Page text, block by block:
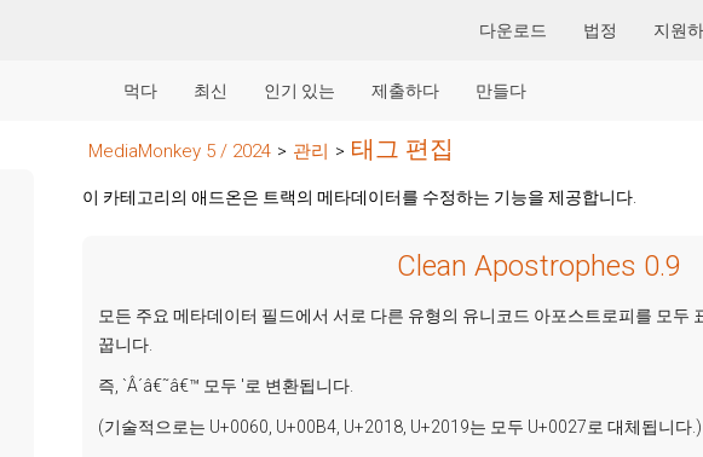
다운로드 법정 지원
먹다 최신 인기 있는 제출하다 만들다
MediaMonkey 5 / 2024 > 관리 > 태그 편집
이 카테고리의 애드온은 트랙의 메타데이터를 수정하는 기능을 제공합니다.
Clean Apostrophes 0.9
모든 주요 메타데이터 필드에서 서로 다른 유형의 유니코드 아포스트로피를 모두
꿉니다.
즉, `Â´â€˜â€™ 모두 '로 변환됩니다.
(기술적으로는 U+0060, U+00B4, U+2018, U+2019는 모두 U+0027로 대체됩니다.)